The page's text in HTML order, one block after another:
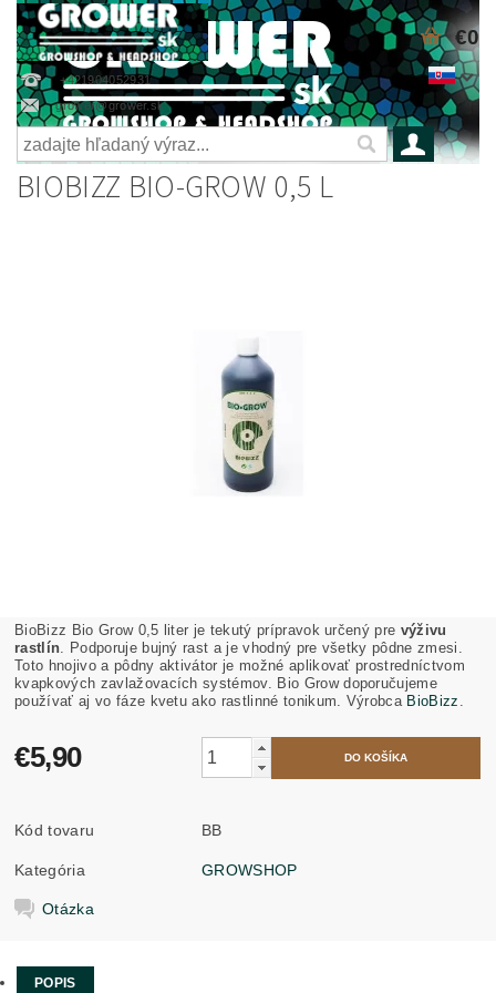
+421904052931
grower@grower.sk
€0
BIOBIZZ BIO-GROW 0,5 L
BioBizz Bio Grow 0,5 liter je tekutý prípravok určený pre výživu
rastlín . Podporuje bujný rast a je vhodný pre všetky pôdne zmesi.
Toto hnojivo a pôdny aktivátor je možné aplikovať prostredníctvom
kvapkových zavlažovacích systémov. Bio Grow doporučujeme
používať aj vo fáze kvetu ako rastlinné tonikum. Výrobca BioBizz
€5,90
Kód tovaru BB
Kategória GROWSHOP
Otázka
POPIS